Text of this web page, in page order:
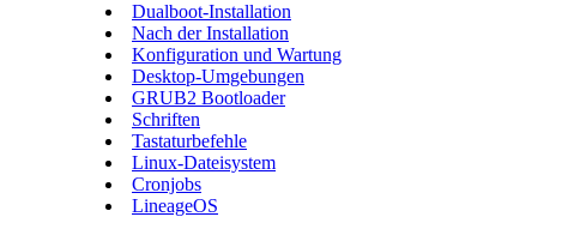
Dualboot-Installation
Nach der Installation
Konfiguration und Wartung
Desktop-Umgebungen
GRUB2 Bootloader
Schriften
Tastaturbefehle
Linux-Dateisystem
Cronjobs
LineageOS